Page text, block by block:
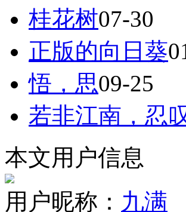
桂花树07-30
正版的向日葵
悟，思09-25
若非江南，忍
本文用户信息
用户昵称： 九满